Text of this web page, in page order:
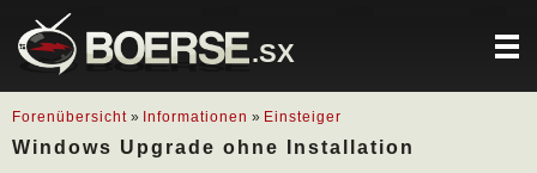
.SX
Forenübersicht » Informationen » Einsteiger
Windows Upgrade ohne Installation